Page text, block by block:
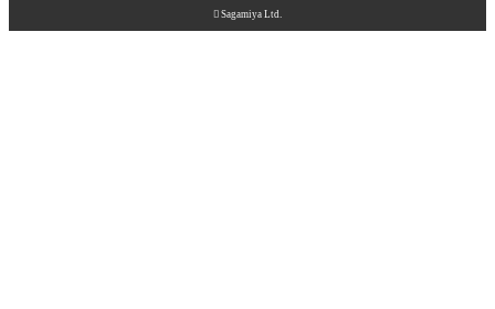
 Sagamiya Ltd.